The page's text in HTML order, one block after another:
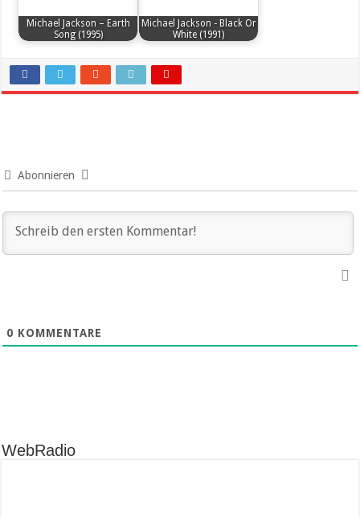
Michael Jackson – Earth
Song (1995)
Michael Jackson - Black Or
White (1991)
Abonnieren
0 KOMMENTARE
WebRadio